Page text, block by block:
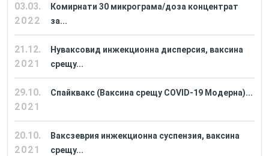
03.03.
2022
Комирнати 30 микрограма/доза концентрат
за...
21.12.
2021
Нуваксовид инжекционна дисперсия, ваксина
срещу...
29.10.
2021
Спайквакс (Ваксина срещу COVID-19 Модерна)...
20.10.
2021
Ваксзеврия инжекционна суспензия, ваксина
срещу...